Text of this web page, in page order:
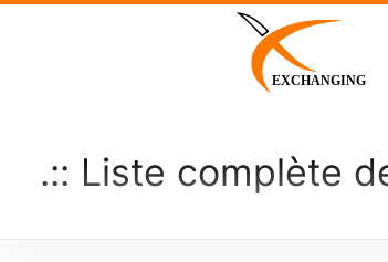
EXCHANGING
Liste complète